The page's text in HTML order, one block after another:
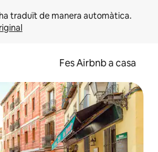
Fes Airbnb a casa